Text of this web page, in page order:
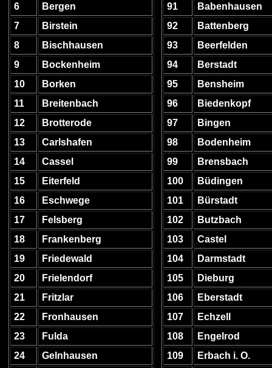
6
Bergen
7
Birstein
8
Bischhausen
9
Bockenheim
10
Borken
11
Breitenbach
12
Brotterode
13
Carlshafen
14
Cassel
15
Eiterfeld
16
Eschwege
17
Felsberg
18
Frankenberg
19
Friedewald
20
Frielendorf
21
Fritzlar
22
Fronhausen
23
Fulda
24
Gelnhausen
91
Babenhausen
92
Battenberg
93
Beerfelden
94
Berstadt
95
Bensheim
96
Biedenkopf
97
Bingen
98
Bodenheim
99
Brensbach
100
Büdingen
101
Bürstadt
102
Butzbach
103
Castel
104
Darmstadt
105
Dieburg
106
Eberstadt
107
Echzell
108
Engelrod
109
Erbach i. O.